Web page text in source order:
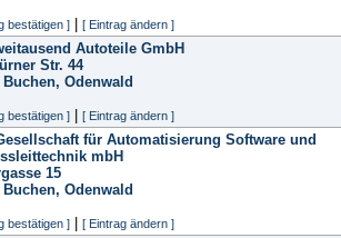
bestätigen ] [ Eintrag ändern ]
Autoteile GmbH
Str. 44
Buchen, Odenwald
bestätigen ] [ Eintrag ändern ]
für Automatisierung Software und
mbH
15
Buchen, Odenwald
bestätigen ] [ Eintrag ändern ]